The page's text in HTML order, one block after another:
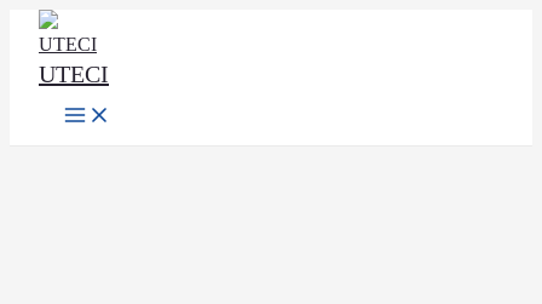
contenido
UTECI
Main
Menu